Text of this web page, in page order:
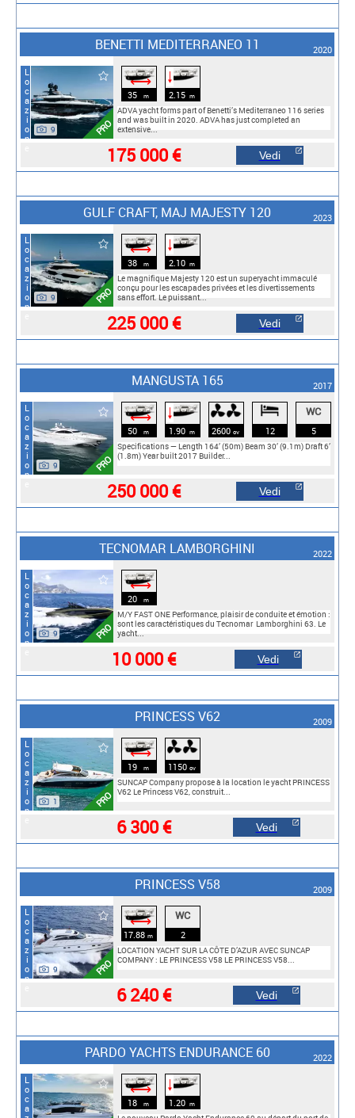
Locazione PRO
9
BENETTI MEDITERRANEO 11 2020
⟷
35 m
🠓
2.15 m
ADVA yacht forms part of Benetti’s Mediterraneo 116 series
and was built in 2020. ADVA has just completed an
extensive...
175 000 € Vedi
Locazione PRO
9
GULF CRAFT, MAJ MAJESTY 120 2023
⟷
38 m
🠓
2.10 m
Le magnifique Majesty 120 est un superyacht immaculé
conçu pour les escapades privées et les divertissements
sans effort. Le puissant...
225 000 € Vedi
Locazione PRO
9
MANGUSTA 165 2017
⟷
50 m
🠓
1.90 m 2600 cv 12
WC
5
Specifications — Length 164’ (50m) Beam 30’ (9.1m) Draft 6’
(1.8m) Year built 2017 Builder...
250 000 € Vedi
Locazione PRO
9
TECNOMAR LAMBORGHINI 2022
⟷
20 m
M/Y FAST ONE Performance, plaisir de conduite et émotion :
sont les caractéristiques du Tecnomar Lamborghini 63. Le
yacht...
10 000 € Vedi
Locazione PRO
1
PRINCESS V62 2009
⟷
19 m 1150 cv
SUNCAP Company propose à la location le yacht PRINCESS
V62 Le Princess V62, construit...
6 300 € Vedi
Locazione PRO
9
PRINCESS V58 2009
⟷
17.88 m
WC
2
LOCATION YACHT SUR LA CÔTE D’AZUR AVEC SUNCAP
COMPANY : LE PRINCESS V58 LE PRINCESS V58...
6 240 € Vedi
PARDO YACHTS ENDURANCE 60 2022
⟷
18 m
🠓
1.20 m